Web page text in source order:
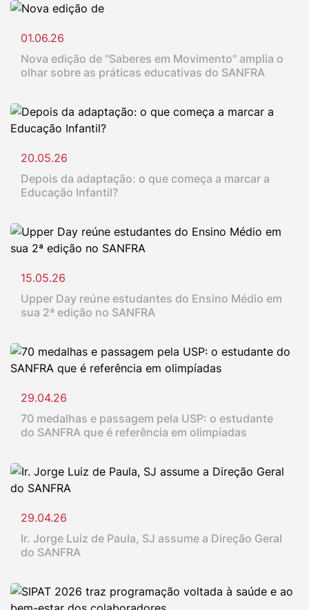
01.06.26
Nova edição de "Saberes em Movimento" amplia o
olhar sobre as práticas educativas do SANFRA
20.05.26
Depois da adaptação: o que começa a marcar a
Educação Infantil?
15.05.26
Upper Day reúne estudantes do Ensino Médio em
sua 2ª edição no SANFRA
29.04.26
70 medalhas e passagem pela USP: o estudante
do SANFRA que é referência em olimpíadas
29.04.26
Ir. Jorge Luiz de Paula, SJ assume a Direção Geral
do SANFRA